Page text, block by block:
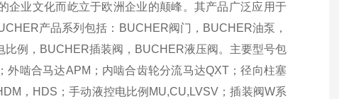
企业文化而屹立于欧洲企业的颠峰。其产品广泛应用于
产品系列包括：BUCHER阀门，BUCHER油泵，
例，BUCHER插装阀，BUCHER液压阀。主要型号包
啮合马达APM；内啮合齿轮分流马达QXT；径向柱塞
，HDS；手动液控电比例MU,CU,LVSV；插装阀W系